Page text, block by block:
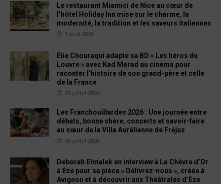
Le restaurant Miamici de Nice au cœur de
l’hôtel Holiday Inn mise sur le charme, la
modernité, la tradition et les saveurs italiennes
1 août 2026
Élie Chouraqui adapte sa BD « Les héros du
Louvre » avec Kad Merad au cinéma pour
raconter l’histoire de son grand-père et celle
de la France
31 juillet 2026
Les Franchouillardes 2026 : Une journée entre
débats, bonne chère, concerts et savoir-faire
au cœur de la Villa Aurélienne de Fréjus
30 juillet 2026
Deborah Elmalek en interview à La Chèvre d’Or
à Èze pour sa pièce « Délivrez-nous », créée à
Avignon et à découvrir aux Théâtrales d’Èze